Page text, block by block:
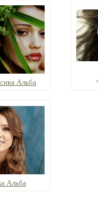
Альба
Альба